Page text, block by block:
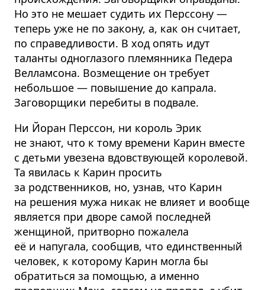
Но это не мешает судить их Перссону —
теперь уже не по закону, а, как он считает,
по справедливости. В ход опять идут
таланты одноглазого племянника Педера
Велламсона. Возмещение он требует
небольшое — повышение до капрала.
Заговорщики перебиты в подвале.
Ни Йоран Перссон, ни король Эрик
не знают, что к тому времени Карин вместе
с детьми увезена вдовствующей королевой.
Та явилась к Карин просить
за родственников, но, узнав, что Карин
на решения мужа никак не влияет и вообще
является при дворе самой последней
женщиной, притворно пожалела
её и напугала, сообщив, что единственный
человек, к которому Карин могла бы
обратиться за помощью, а именно